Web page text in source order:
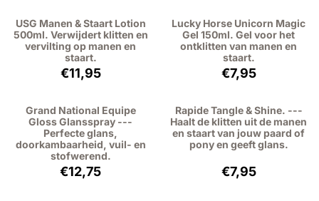
USG Manen & Staart Lotion
500ml. Verwijdert klitten en
vervilting op manen en
staart.
Prijs: 11,95, exclusief btw: 9,88
€11,95
Lucky Horse Unicorn Magic
Gel 150ml. Gel voor het
ontklitten van manen en
staart.
Prijs: 7,95,
€7,95
Grand National Equipe
Gloss Glansspray ---
Perfecte glans,
doorkambaarheid, vuil- en
stofwerend.
Prijs: 12,75, exclusief btw: 10,54
€12,75
Rapide Tangle & Shine. ---
Haalt de klitten uit de manen
en staart van jouw paard of
pony en geeft glans.
Prijs: 7,95,
€7,95